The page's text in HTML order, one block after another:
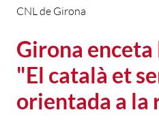
Girona enceta
"El català et
orientada a la
CNL de Girona